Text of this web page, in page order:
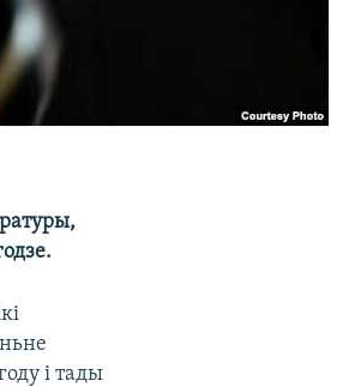
і тады